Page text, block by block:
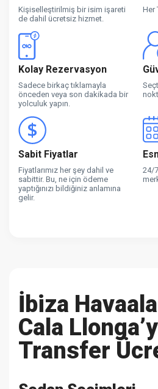
Kişiselleştirilmiş bir isim işareti
de dahil ücretsiz hizmet.
Her
Kolay Rezervasyon
Sadece birkaç tıklamayla
önceden veya son dakikada bir
yolculuk yapın.
Sabit Fiyatlar
Fiyatlarımız her şey dahil ve
sabittir. Bu, ne için ödeme
yaptığınızı bildiğiniz anlamına
gelir.
24/
İbiza
Cala
Transfer